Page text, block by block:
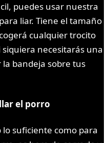
puedes usar nuestra
liar. Tiene el tamaño
cualquier trocito
siquiera necesitarás una
la bandeja sobre tus
el porro
suficiente como para